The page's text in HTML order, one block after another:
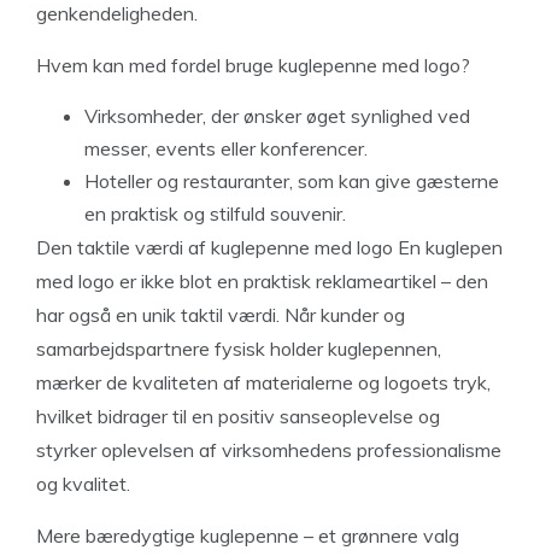
genkendeligheden.
Hvem kan med fordel bruge kuglepenne med logo?
Virksomheder, der ønsker øget synlighed ved
messer, events eller konferencer.
Hoteller og restauranter, som kan give gæsterne
en praktisk og stilfuld souvenir.
Den taktile værdi af kuglepenne med logo En kuglepen
med logo er ikke blot en praktisk reklameartikel – den
har også en unik taktil værdi. Når kunder og
samarbejdspartnere fysisk holder kuglepennen,
mærker de kvaliteten af materialerne og logoets tryk,
hvilket bidrager til en positiv sanseoplevelse og
styrker oplevelsen af virksomhedens professionalisme
og kvalitet.
Mere bæredygtige kuglepenne – et grønnere valg